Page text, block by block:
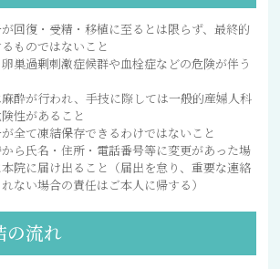
回復・受精・移植に至るとは限らず、最終的
ものではないこと
巣過剰刺激症候群や血栓症などの危険が伴う
酔が行われ、手技に際しては一般的産婦人科
性があること
全て凍結保存できるわけではないこと
ら氏名・住所・電話番号等に変更があった場
院に届け出ること（届出を怠り、重要な連絡
ない場合の責任はご本人に帰する）
の流れ